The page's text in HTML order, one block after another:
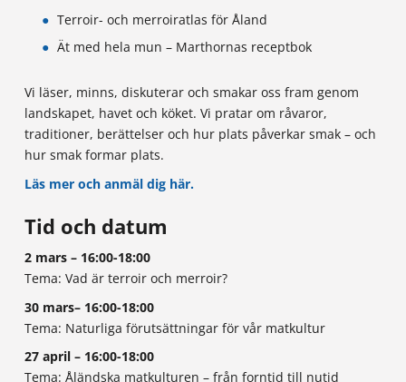
Kurser på Öppna högskolan
Öppna högskoleleden
Ansökan
För studiehandledare
För frågor gällande
ansökan eller antagning:
e-postinfo@ha.ax
telefon+358 (0)18 537 799
Sjukskötare
Sjukskötare – distans med närstudiedagar
Systemvetare
Turism och ledarskap
Frågor & svar
Checklista för nya
studerande
Vi har skapat en checklista för dig som är ny studerande
vid Högskolan på Åland.
Våra utvecklingsprojekt
gör skillnad
Högskolan på Åland har en viktig roll som initiativtagare
som är finansierade av Ålands landskapsregering.
Läs mer om våra projekt →
Grafisk profil
Hantering av personuppgifter
Tillgänglighetsutlåtande för webbplatsen
Webbkamera
Här hittar du högskolans webbkamera som visar upp
Terroir- och merroiratlas för Åland
Ät med hela mun – Marthornas receptbok
Vi läser, minns, diskuterar och smakar oss fram genom
landskapet, havet och köket. Vi pratar om råvaror,
traditioner, berättelser och hur plats påverkar smak – och
hur smak formar plats.
Läs mer och anmäl dig här.
Tid och datum
2 mars – 16:00-18:00
Tema: Vad är terroir och merroir?
30 mars– 16:00-18:00
Tema: Naturliga förutsättningar för vår matkultur
27 april – 16:00-18:00
Tema: Åländska matkulturen – från forntid till nutid